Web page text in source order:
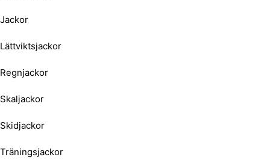
Jackor
Lättviktsjackor
Regnjackor
Skaljackor
Skidjackor
Träningsjackor